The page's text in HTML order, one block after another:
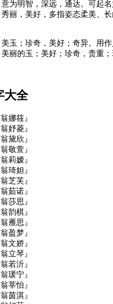
为明智，深远，通达。可起
丽，美好，多指姿态柔美、
玉；珍奇，美好；奇异。用
丽的玉；美好；珍奇，贵重
大全
娜筱』
妤菱』
黛欣』
敬萱』
莉嫒』
琦妲』
芝芙』
茹诺』
莎思』
韵棋』
雁思』
盈梦』
文娇』
立琴』
若沂』
瑗宁』
莘怡』
茵淇』